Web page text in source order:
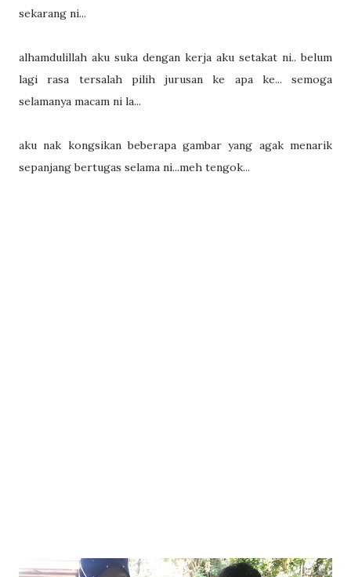
sekarang ni...
alhamdulillah aku suka dengan kerja aku setakat ni.. belum
lagi rasa tersalah pilih jurusan ke apa ke... semoga
selamanya macam ni la...
aku nak kongsikan beberapa gambar yang agak menarik
sepanjang bertugas selama ni...meh tengok...